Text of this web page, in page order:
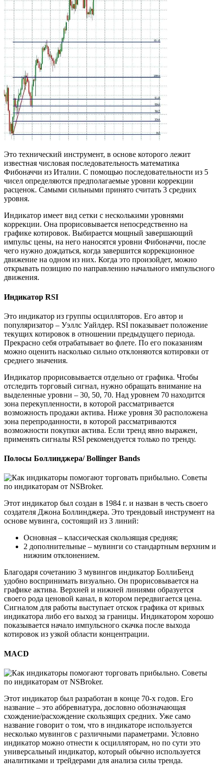
Это технический инструмент, в основе которого лежит
известная числовая последовательность математика
Фибоначчи из Италии. С помощью последовательности из 5
чисел определяются предполагаемые уровни коррекции
расценок. Самыми сильными принято считать 3 средних
уровня.
Индикатор имеет вид сетки с несколькими уровнями
коррекции. Она прорисовывается непосредственно на
графике котировок. Выбирается мощный завершающий
импульс цены, на него наносятся уровни Фибоначчи, после
чего нужно дождаться, когда завершится коррекционное
движение на одном из них. Когда это произойдет, можно
открывать позицию по направлению начального импульсного
движения.
Индикатор RSI
Это индикатор из группы осцилляторов. Его автор и
популяризатор – Уэллс Уайлдер. RSI показывает положение
текущих котировок в отношении предыдущего периода.
Прекрасно себя отрабатывает во флете. По его показаниям
можно оценить насколько сильно отклоняются котировки от
среднего значения.
Индикатор прорисовывается отдельно от графика. Чтобы
отследить торговый сигнал, нужно обращать внимание на
выделенные уровни – 30, 50, 70. Над уровнем 70 находится
зона перекупленности, в которой рассматривается
возможность продажи актива. Ниже уровня 30 расположена
зона перепроданности, в которой рассматриваются
возможности покупки актива. Если тренд явно выражен,
применять сигналы RSI рекомендуется только по тренду.
Полосы Боллинджера/ Bollinger Bands
Этот индикатор был создан в 1984 г. и назван в честь своего
создателя Джона Боллинджера. Это трендовый инструмент на
основе мувинга, состоящий из 3 линий:
Основная – классическая скользящая средняя;
2 дополнительные – мувинги со стандартным верхним и
нижним отклонением.
Благодаря сочетанию 3 мувингов индикатор БоллиБенд
удобно воспринимать визуально. Он прорисовывается на
графике актива. Верхней и нижней линиями образуется
своего рода ценовой канал, в котором передвигается цена.
Сигналом для работы выступает отскок графика от кривых
индикатора либо его выход за границы. Индикатором хорошо
показывается начало импульсного скачка после выхода
котировок из узкой области концентрации.
MACD
Этот индикатор был разработан в конце 70-х годов. Его
название – это аббревиатура, дословно обозначающая
схождение/расхождение скользящих средних. Уже само
название говорит о том, что в индикаторе используется
несколько мувингов с различными параметрами. Условно
индикатор можно отнести к осцилляторам, но по сути это
универсальный индикатор, который обычно используется
аналитиками и трейдерами для анализа силы тренда.